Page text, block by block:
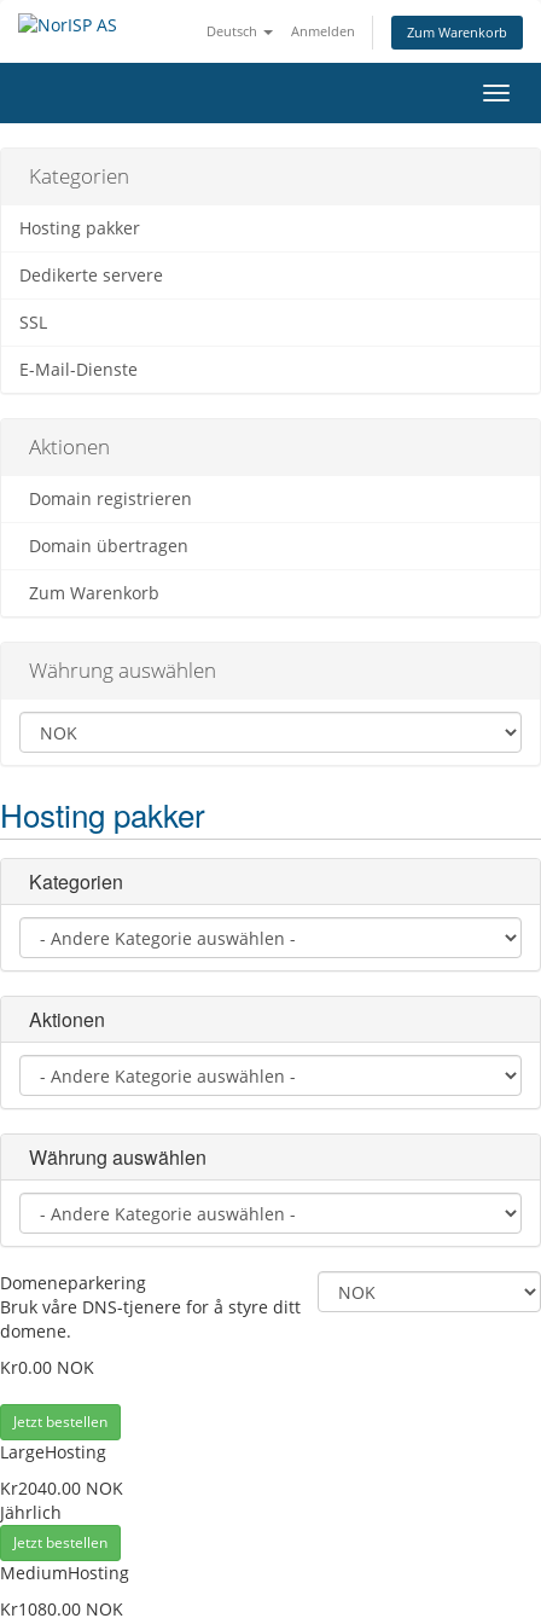
Deutsch Anmelden Zum Warenkorb
ein-/
Kategorien
Hosting pakker
Dedikerte servere
SSL
E-Mail-Dienste
Aktionen
Domain registrieren
Domain übertragen
Zum Warenkorb
Währung auswählen
Hosting pakker
Kategorien
Aktionen
Währung auswählen
Domeneparkering
Bruk våre DNS-tjenere for å styre ditt
domene.
Kr0.00 NOK
Jetzt bestellen
LargeHosting
Kr2040.00 NOK
Jährlich
Jetzt bestellen
MediumHosting
Kr1080.00 NOK